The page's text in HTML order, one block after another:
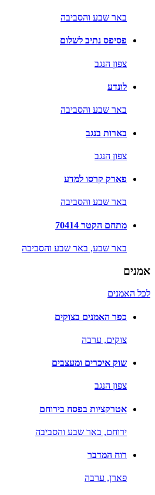
באר שבע והסביבה
פסיפס נתיב לשלום
צפון הנגב
לונדע
באר שבע והסביבה
בארות בנגב
צפון הנגב
פארק קרסו למדע
באר שבע והסביבה
מתחם הקטר 70414
באר שבע, באר שבע והסביבה
אמנים
לכל האמנים
כפר האמנים בצוקים
צוקים, ערבה
שוק איכרים ומעצבים
צפון הנגב
אטרקציות בפסח בירוחם
ירוחם, באר שבע והסביבה
רוח המדבר
פארן, ערבה